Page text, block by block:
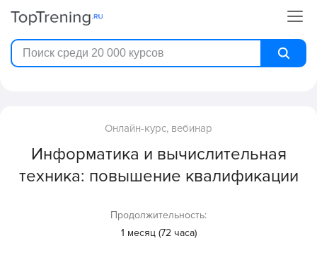
Онлайн-курс, вебинар
Информатика и вычислительная
техника: повышение квалификации
Продолжительность:
1 месяц (72 часа)